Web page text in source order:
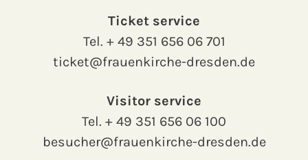
Ticket service
Tel. + 49 351 656 06 701
ticket@frauenkirche-dresden.de
Visitor service
Tel. + 49 351 656 06 100
besucher@frauenkirche-dresden.de